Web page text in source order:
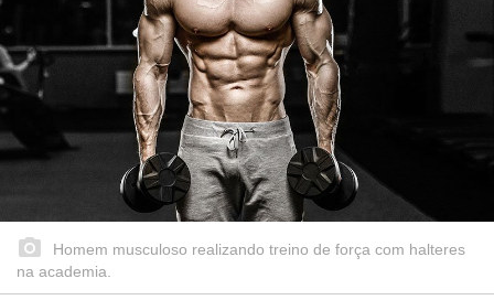
Homem musculoso realizando treino de força com halteres
na academia.